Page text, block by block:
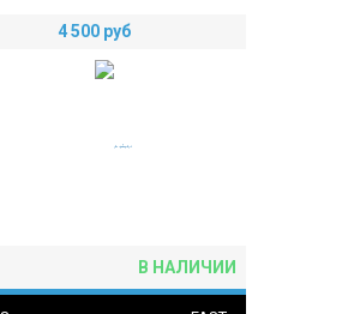
4 500 руб
В НАЛИЧИИ